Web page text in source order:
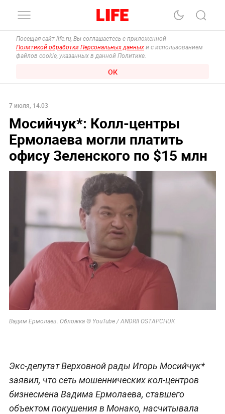
Посещая сайт life.ru, Вы соглашаетесь с приложенной
Политикой обработки Персональных данных и с использованием
файлов cookie, указанных в данной Политике.
ОК
7 июля, 14:03
Мосийчук*: Колл-центры
Ермолаева могли платить
офису Зеленского по $15 млн
Вадим Ермолаев. Обложка © YouTube / ANDRII OSTAPCHUK
Экс-депутат Верховной рады Игорь Мосийчук*
заявил, что сеть мошеннических кол-центров
бизнесмена Вадима Ермолаева, ставшего
объектом покушения в Монако, насчитывала